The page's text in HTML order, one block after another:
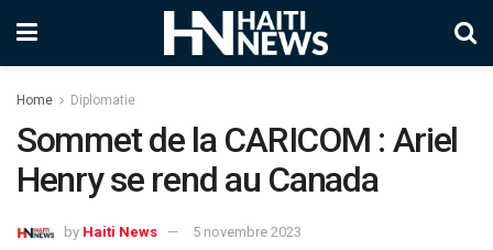
Home Diplomatie
Sommet de la CARICOM : Ariel
Henry se rend au Canada
by Haiti News 5 novembre 2023